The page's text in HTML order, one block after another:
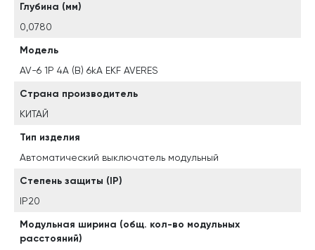
Глубина (мм)
0,0780
Модель
AV-6 1P 4A (B) 6kA EKF AVERES
Страна производитель
КИТАЙ
Тип изделия
Автоматический выключатель модульный
Степень защиты (IP)
IP20
Модульная ширина (общ. кол-во модульных
расстояний)